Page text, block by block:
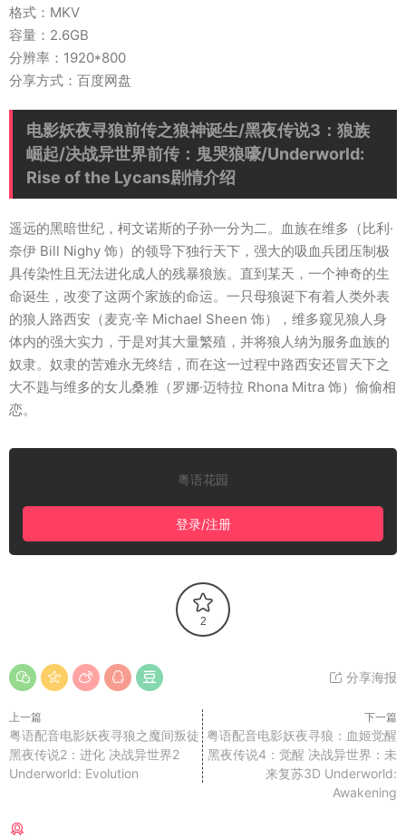
格式：MKV
容量：2.6GB
分辨率：1920*800
分享方式：百度网盘
电影妖夜寻狼前传之狼神诞生/黑夜传说3：狼族
崛起/决战异世界前传：鬼哭狼嚎/Underworld:
Rise of the Lycans剧情介绍
遥远的黑暗世纪，柯文诺斯的子孙一分为二。血族在维多（比利·
奈伊 Bill Nighy 饰）的领导下独行天下，强大的吸血兵团压制极
具传染性且无法进化成人的残暴狼族。直到某天，一个神奇的生
命诞生，改变了这两个家族的命运。一只母狼诞下有着人类外表
的狼人路西安（麦克·辛 Michael Sheen 饰），维多窥见狼人身
体内的强大实力，于是对其大量繁殖，并将狼人纳为服务血族的
奴隶。奴隶的苦难永无终结，而在这一过程中路西安还冒天下之
大不韪与维多的女儿桑雅（罗娜·迈特拉 Rhona Mitra 饰）偷偷相
恋。
粤语花园
登录/注册
2
分享海报
上一篇
粤语配音电影妖夜寻狼之魔间叛徒
黑夜传说2：进化 决战异世界2
Underworld: Evolution
下一篇
粤语配音电影妖夜寻狼：血姬觉醒
黑夜传说4：觉醒 决战异世界：未
来复苏3D Underworld:
Awakening